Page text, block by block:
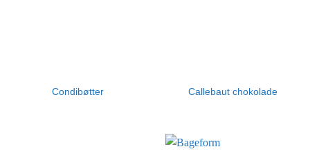
Condibøtter Callebaut chokolade